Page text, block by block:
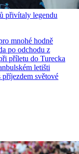
přivítaly legendu
mnohé hodně
po odchodu z
příletu do Turecka
letišti
příjezdem světové